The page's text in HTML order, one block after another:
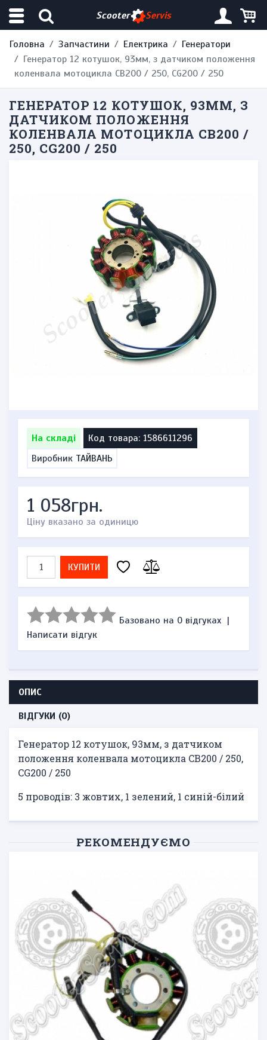
Scooter Servis
Головна Запчастини Електрика
Генератори
Генератор 12 котушок, 93мм, з датчиком положення
коленвала мотоцикла CB200 / 250, CG200 / 250
ГЕНЕРАТОР 12 КОТУШОК, 93ММ, З
ДАТЧИКОМ ПОЛОЖЕННЯ
КОЛЕНВАЛА МОТОЦИКЛА CB200 /
250, CG200 / 250
На складі
Код товара: 1586611296
Виробник ТАЙВАНЬ
1 058грн.
Ціну вказано за одиницю
КУПИТИ
Базовано на 0 відгуках |
Написати відгук
ОПИС
ВІДГУКИ (0)
Генератор 12 котушок, 93мм, з датчиком
положення коленвала мотоцикла CB200 / 250,
CG200 / 250
5 проводів: 3 жовтих, 1 зелений, 1 синій-білий
РЕКОМЕНДУЄМО